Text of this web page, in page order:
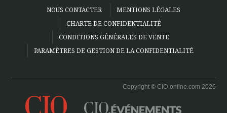
NOUS CONTACTER
MENTIONS LÉGALES
CHARTE DE CONFIDENTIALITÉ
CONDITIONS GÉNÉRALES DE VENTE
PARAMÈTRES DE GESTION DE LA CONFIDENTIALITÉ
Copyright © CIO-online.com 2026